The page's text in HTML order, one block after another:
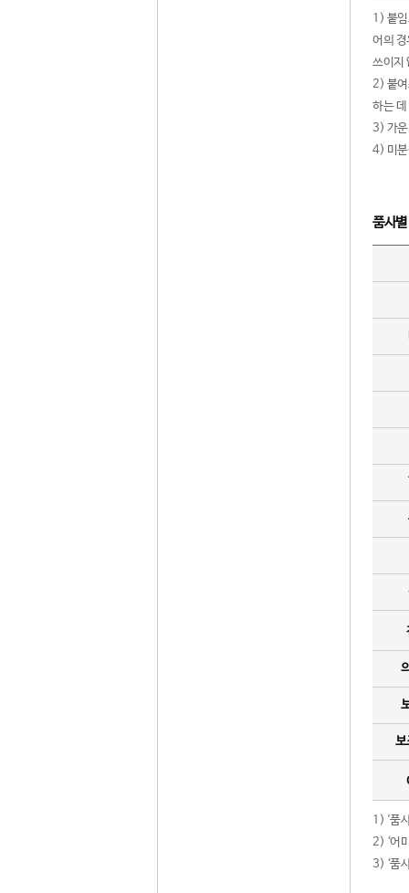
1) 붙
어의
쓰이지
2) 붙여
하는
3) 가운
4) 미분
품사
보
1) '품
2) ‘어
3) ‘품